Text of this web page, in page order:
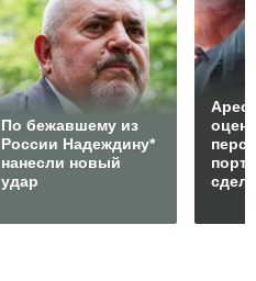
По бежавшему из
России Надеждину*
нанесли новый
удар